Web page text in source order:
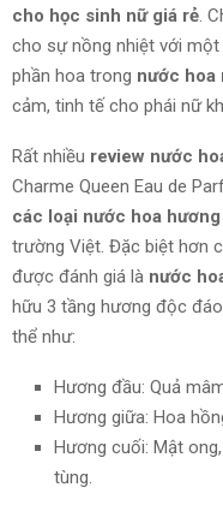
cho học sinh nữ giá rẻ.
cho sự nồng nhiệt với một
phần hoa trong nước hoa
cảm, tinh tế cho phái nữ
Rất nhiều review nước
Charme Queen Eau de
các loại nước hoa
trường Việt. Đặc biệt hơn
được đánh giá là nước
hữu 3 tầng hương độc
thể như:
Hương đầu: Quả
Hương giữa: Hoa
Hương cuối: Mật
tùng.